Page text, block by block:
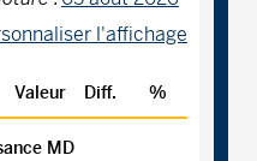
l'affichage
Valeur Diff. %
MD